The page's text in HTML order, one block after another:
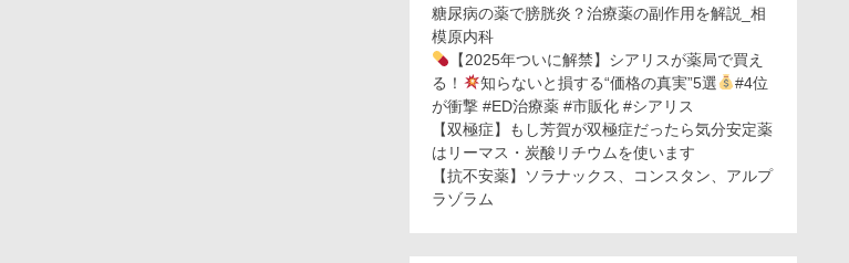
糖尿病の薬で膀胱炎？治療薬の副作用を解説_相
模原内科
【2025年ついに解禁】シアリスが薬局で買え
る！
知らないと損する“価格の真実”5選
#4位
が衝撃 #ED治療薬 #市販化 #シアリス
【双極症】もし芳賀が双極症だったら気分安定薬
はリーマス・炭酸リチウムを使います
【抗不安薬】ソラナックス、コンスタン、アルプ
ラゾラム